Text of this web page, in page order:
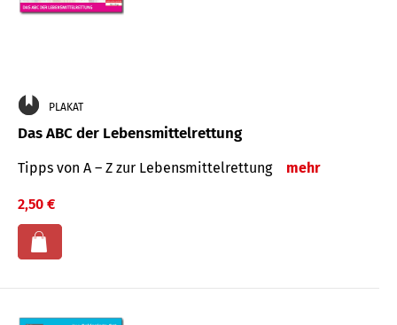
PLAKAT
Das ABC der Lebensmittelrettung
Tipps von A – Z zur Lebensmittelrettung mehr
2,50 €